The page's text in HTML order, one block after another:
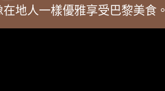
地人一樣優雅享受巴黎美食。